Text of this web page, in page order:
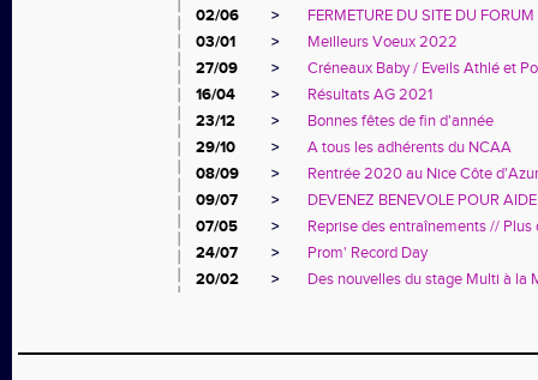
02/06
>
FERMETURE DU SITE DU
03/01
>
Meilleurs Voeux 2022
27/09
>
Créneaux Baby / Eveils Athlé et
16/04
>
Résultats AG 2021
23/12
>
Bonnes fêtes de fin d'année
29/10
>
A tous les adhérents du NCAA
08/09
>
Rentrée 2020 au Nice Côte
09/07
>
DEVENEZ BENEVOLE POUR
07/05
>
Reprise des entraînements //
24/07
>
Prom' Record Day
20/02
> Des nouvelles du stage Multi à la